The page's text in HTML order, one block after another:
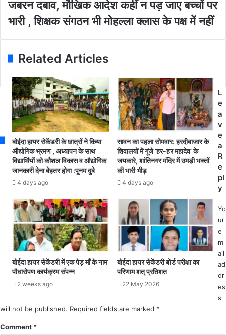
a
d
r
e
s
डि
र
अ
श्ली
ल
गा
ली
लौ
ज
क
ख्स
को
कि
गि
फ्ता
क्ला
ल
वा
ला
शि
क्ष
क
को
रो
ना
सं
क्र
मि
ल्ला
क्ला
धि
री
ना
जबरन दबाव, मौखिक आदेश कहीं न पड़ जाए बच्चों पर
भारी , शिक्षक संगठन भी मोहल्ला क्लास के पक्ष में नहीं
Related Articles
बोईदा हायर सेकेंडरी के छात्रों ने किया
औद्योगिक भ्रमण , अध्यापन के साथ
विद्यार्थियों को कौशल विकास व औद्योगिक
जानकारी देना बेहतर होगा :पूनम दुबे
4 days ago
सावन का पहला सोमवार: हरदीबाजार के
शिवालयों में गूंजे ‘हर-हर महादेव’ के
जयकारे, शांतिनगर मंदिर में उमड़ी भक्तों
की भारी भीड़
4 days ago
बोईदा हायर सेकेंडरी में एक पेड़ माँ के नाम
पौधारोपण कार्यक्रम संपन्न
2 weeks ago
बोईदा हायर सेकेंडरी बोर्ड परीक्षा का
परिणाम शत् प्रतिशत
22 May 2026
L
e
a
v
e
a
R
e
pl
y
Yo
ur
e
m
ail
ad
dr
es
s
will not be published. Required fields are marked *
Comment *